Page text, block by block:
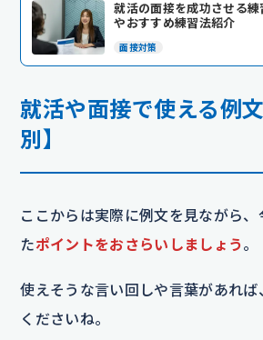
就活の面接を成功させる
やおすすめ練習法紹介
面接対策
就活や面接で使える例
別】
ここからは実際に例文を見ながら、
たポイントをおさらいしましょう 。
使えそうな言い回しや言葉があれば
くださいね。